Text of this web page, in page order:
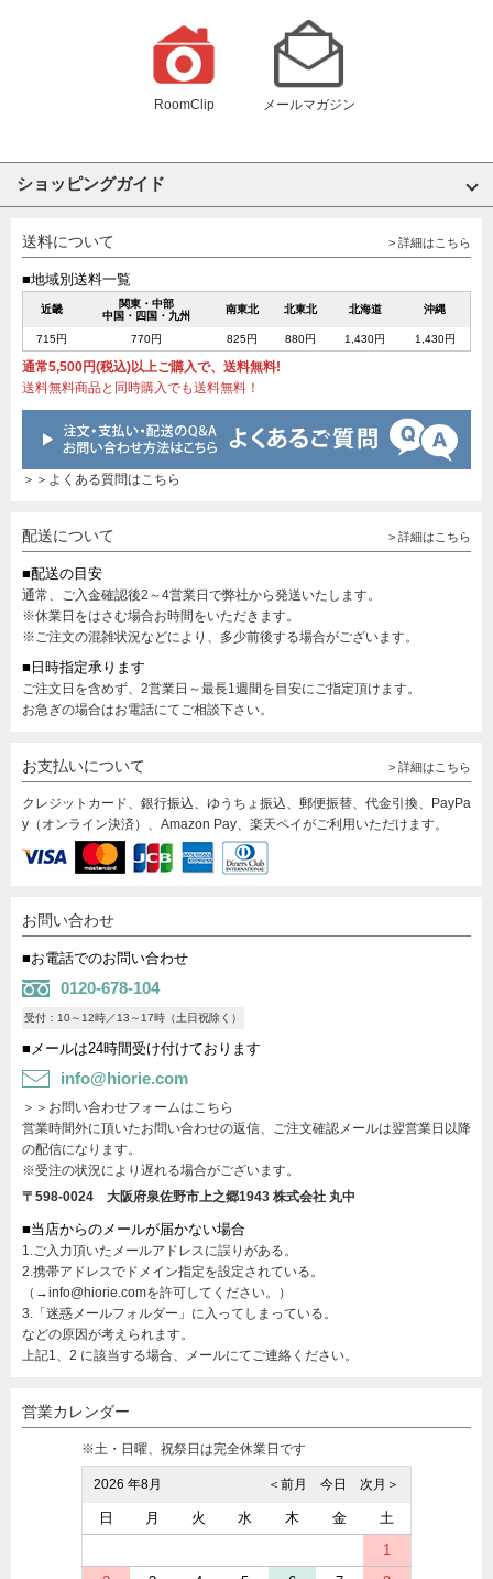
RoomClip メールマガジン
ショッピングガイド
送料について > 詳細はこちら
■地域別送料一覧
近畿
関東・中部
中国・四国・九州
南東北 北東北 北海道 沖縄
715円 770円 825円 880円 1,430円 1,430円
通常5,500円(税込)以上ご購入で、送料無料!
送料無料商品と同時購入でも送料無料！
＞＞よくある質問はこちら
配送について > 詳細はこちら
■配送の目安
通常、ご入金確認後2～4営業日で弊社から発送いたします。
※休業日をはさむ場合お時間をいただきます。
※ご注文の混雑状況などにより、多少前後する場合がございます。
■日時指定承ります
ご注文日を含めず、2営業日～最長1週間を目安にご指定頂けます。
お急ぎの場合はお電話にてご相談下さい。
お支払いについて > 詳細はこちら
クレジットカード、銀行振込、ゆうちょ振込、郵便振替、代金引換、PayPa
y（オンライン決済）、Amazon Pay、楽天ペイがご利用いただけます。
お問い合わせ
■お電話でのお問い合わせ
0120-678-104
受付：10～12時／13～17時（土日祝除く）
■メールは24時間受け付けております
info@hiorie.com
＞＞お問い合わせフォームはこちら
営業時間外に頂いたお問い合わせの返信、ご注文確認メールは翌営業日以降
の配信になります。
※受注の状況により遅れる場合がございます。
〒598-0024 大阪府泉佐野市上之郷1943 株式会社 丸中
■当店からのメールが届かない場合
1.ご入力頂いたメールアドレスに誤りがある。
2.携帯アドレスでドメイン指定を設定されている。
（→info@hiorie.comを許可してください。）
3.「迷惑メールフォルダー」に入ってしまっている。
などの原因が考えられます。
上記1、2 に該当する場合、メールにてご連絡ください。
営業カレンダー
※土・日曜、祝祭日は完全休業日です
2026 年8月 次月＞
今日
＜前月
日 月 火 水 木 金
土
1